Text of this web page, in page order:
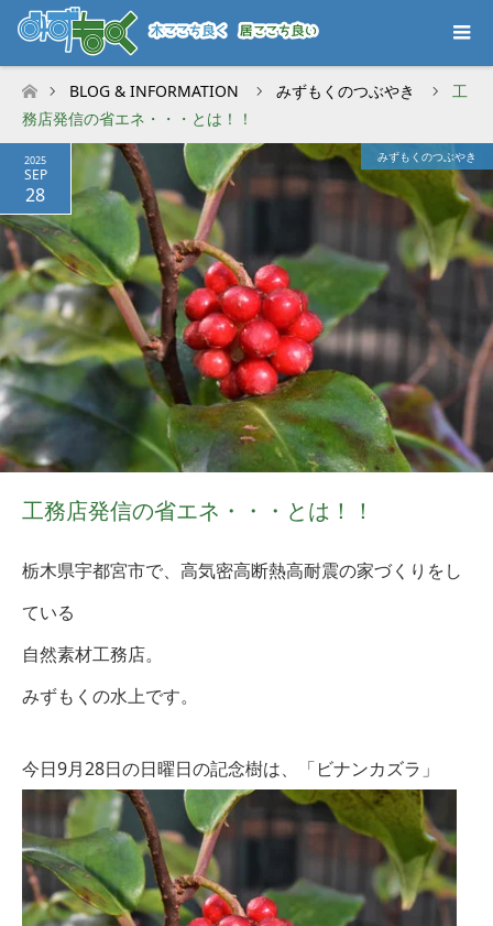
ホーム
BLOG & INFORMATION みずもくのつぶやき
工
務店発信の省エネ・・・とは！！
2025
SEP
28
みずもくのつぶやき
工務店発信の省エネ・・・とは！！
栃木県宇都宮市で、高気密高断熱高耐震の家づくりをし
ている
自然素材工務店。
みずもくの水上です。
今日9月28日の日曜日の記念樹は、「ビナンカズラ」